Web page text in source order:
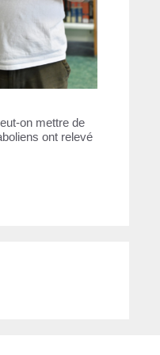
on mettre de
ont relevé